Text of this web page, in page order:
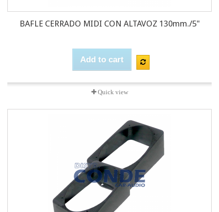
BAFLE CERRADO MIDI CON ALTAVOZ 130mm./5"
Add to cart
Quick view